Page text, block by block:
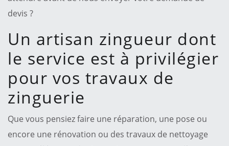
devis ?
Un artisan zingueur dont
le service est à privilégier
pour vos travaux de
zinguerie
Que vous pensiez faire une réparation, une pose ou
encore une rénovation ou des travaux de nettoyage